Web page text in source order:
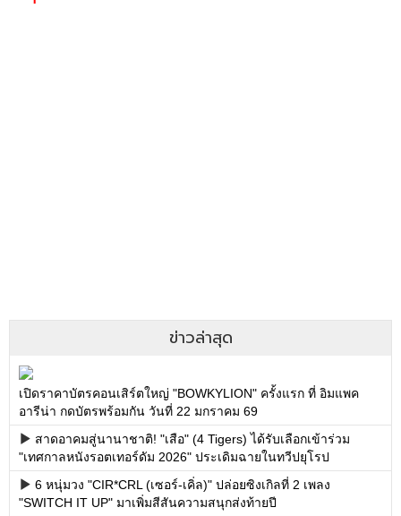
ข่าวล่าสุด
เปิดราคาบัตรคอนเสิร์ตใหญ่ "BOWKYLION" ครั้งแรก ที่ อิมแพค
อารีน่า กดบัตรพร้อมกัน วันที่ 22 มกราคม 69
สาดอาคมสู่นานาชาติ! "เสือ" (4 Tigers) ได้รับเลือกเข้าร่วม
"เทศกาลหนังรอตเทอร์ดัม 2026" ประเดิมฉายในทวีปยุโรป
6 หนุ่มวง "CIR*CRL (เซอร์-เคิ่ล)" ปล่อยซิงเกิลที่ 2 เพลง
"SWITCH IT UP" มาเพิ่มสีสันความสนุกส่งท้ายปี